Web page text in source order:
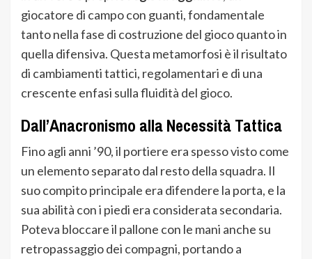
giocatore di campo con guanti, fondamentale
tanto nella fase di costruzione del gioco quanto in
quella difensiva. Questa metamorfosi è il risultato
di cambiamenti tattici, regolamentari e di una
crescente enfasi sulla fluidità del gioco.
Dall’Anacronismo alla Necessità Tattica
Fino agli anni ’90, il portiere era spesso visto come
un elemento separato dal resto della squadra. Il
suo compito principale era difendere la porta, e la
sua abilità con i piedi era considerata secondaria.
Poteva bloccare il pallone con le mani anche su
retropassaggio dei compagni, portando a